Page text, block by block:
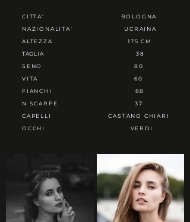
CITTA'
NAZIONALITA'
ALTEZZA
TAGLIA
SENO
VITA
FIANCHI
N SCARPE
CAPELLI
OCCHI
BOLOGNA
UCRAINA
175 CM
38
80
60
88
37
CASTANO CHIARI
VERDI